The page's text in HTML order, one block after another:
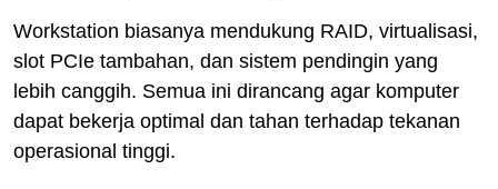
Workstation biasanya mendukung RAID, virtualisasi,
slot PCIe tambahan, dan sistem pendingin yang
lebih canggih. Semua ini dirancang agar komputer
dapat bekerja optimal dan tahan terhadap tekanan
operasional tinggi.